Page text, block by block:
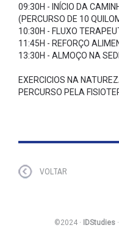
09:30H - INÍCIO DA
(PERCURSO DE 10
10:30H - FLUXO
11:45H - REFORÇO
13:30H - ALMOÇO NA
EXERCICIOS NA
PERCURSO PELA
VOLTAR
©2024 · IDStudies